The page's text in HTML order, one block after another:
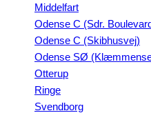
Middelfart
Odense C (Sdr.
Odense C (Skibhusvej)
Odense SØ
Otterup
Ringe
Svendborg